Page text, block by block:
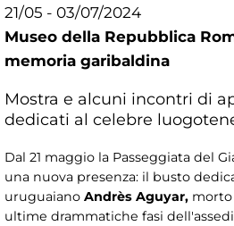
21/05 - 03/07/2024
Museo della Repubblica
memoria garibaldina
Mostra e alcuni incontri di
dedicati al celebre
Dal 21 maggio la Passeggiata del
una nuova presenza: il busto
uruguaiano Andrès Aguyar, morto
ultime drammatiche fasi